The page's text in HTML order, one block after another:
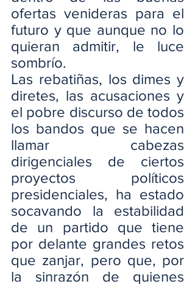
ofertas venideras para el
futuro y que aunque no lo
quieran admitir, le luce
sombrío.
Las rebatiñas, los dimes y
diretes, las acusaciones y
el pobre discurso de todos
los bandos que se hacen
llamar cabezas
dirigenciales de ciertos
proyectos políticos
presidenciales, ha estado
socavando la estabilidad
de un partido que tiene
por delante grandes retos
que zanjar, pero que, por
la sinrazón de quienes